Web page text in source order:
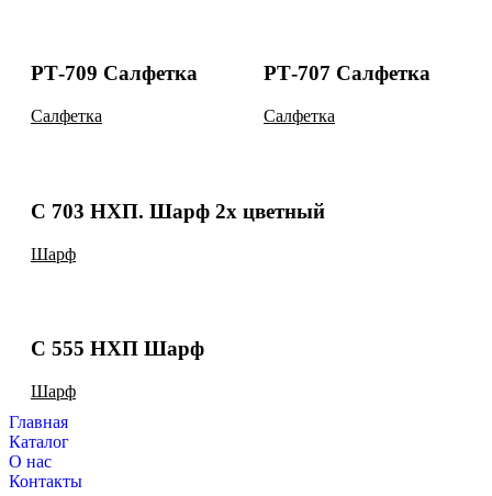
РТ-709 Салфетка
Салфетка
РТ-707 Салфетка
Салфетка
С 703 НХП. Шарф 2х цветный
Шарф
С 555 НХП Шарф
Шарф
Главная
Каталог
О нас
Контакты